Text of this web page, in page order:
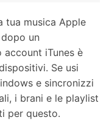
tua musica Apple
un
account iTunes è
Se usi
e sincronizzi
i brani e le playlist
per questo.